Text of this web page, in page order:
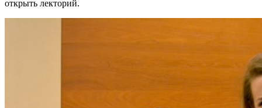
открыть лекторий.